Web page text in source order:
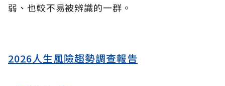
弱、也較不易被辨識的一群。
2026人生風險趨勢調查報告